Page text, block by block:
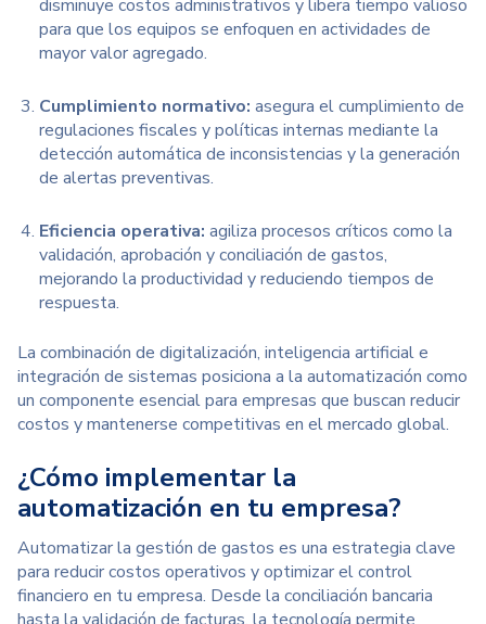
disminuye costos administrativos y libera tiempo valioso
para que los equipos se enfoquen en actividades de
mayor valor agregado.
Cumplimiento normativo: asegura el cumplimiento de
regulaciones fiscales y políticas internas mediante la
detección automática de inconsistencias y la generación
de alertas preventivas.
Eficiencia operativa: agiliza procesos críticos como la
validación, aprobación y conciliación de gastos,
mejorando la productividad y reduciendo tiempos de
respuesta.
La combinación de digitalización, inteligencia artificial e
integración de sistemas posiciona a la automatización como
un componente esencial para empresas que buscan reducir
costos y mantenerse competitivas en el mercado global.
¿Cómo implementar la
automatización en tu empresa?
Automatizar la gestión de gastos es una estrategia clave
para reducir costos operativos y optimizar el control
financiero en tu empresa. Desde la conciliación bancaria